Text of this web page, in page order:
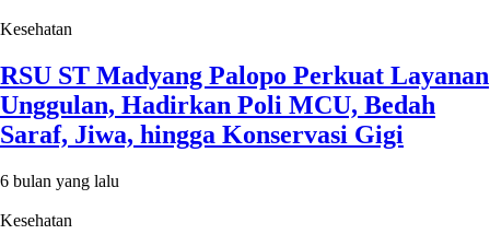
Kesehatan
RSU ST Madyang Palopo Perkuat Layanan
Unggulan, Hadirkan Poli MCU, Bedah
Saraf, Jiwa, hingga Konservasi Gigi
6 bulan yang lalu
Kesehatan